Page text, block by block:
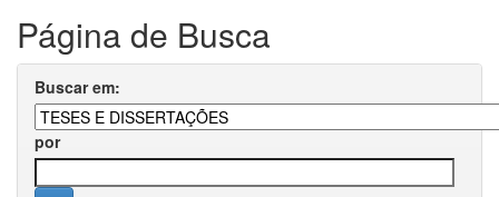
Página de Busca
Buscar em:
por